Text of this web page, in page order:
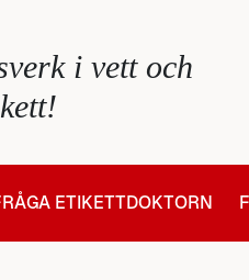
i vett och
ETIKETTDOKTORN